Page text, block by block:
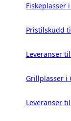
Fiskeplasser
Pristilskudd
Leveranser
Grillplasser i
Leveranser